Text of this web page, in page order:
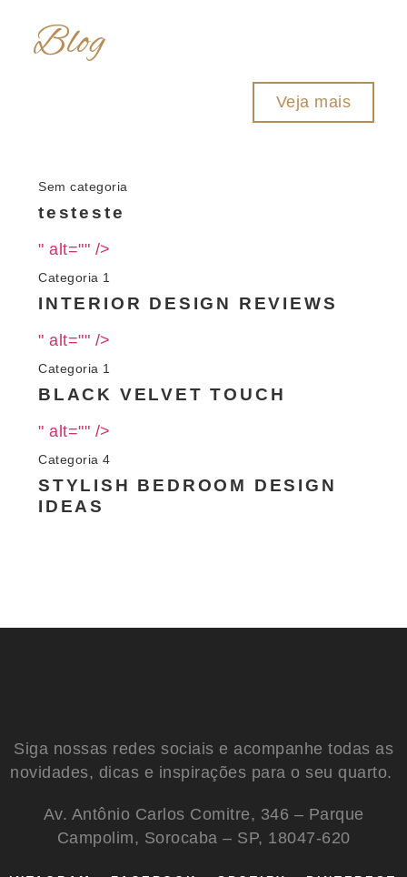
Blog
Veja mais
Sem categoria
testeste
" alt="" />
Categoria 1
INTERIOR DESIGN REVIEWS
" alt="" />
Categoria 1
BLACK VELVET TOUCH
" alt="" />
Categoria 4
STYLISH BEDROOM DESIGN
IDEAS
Siga nossas redes sociais e acompanhe todas as
novidades, dicas e inspirações para o seu quarto.
Av. Antônio Carlos Comitre, 346 – Parque
Campolim, Sorocaba – SP, 18047-620